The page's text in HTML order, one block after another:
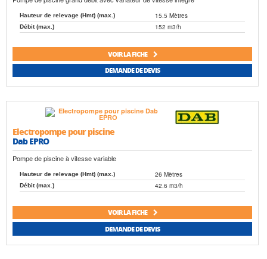
Hauteur de relevage (Hmt) (max.) 15.5 Mètres
Débit (max.) 152 m3/h
VOIR LA FICHE
DEMANDE DE DEVIS
Electropompe pour piscine
Dab EPRO
Pompe de piscine à vitesse variable
Hauteur de relevage (Hmt) (max.) 26 Mètres
Débit (max.) 42.6 m3/h
VOIR LA FICHE
DEMANDE DE DEVIS